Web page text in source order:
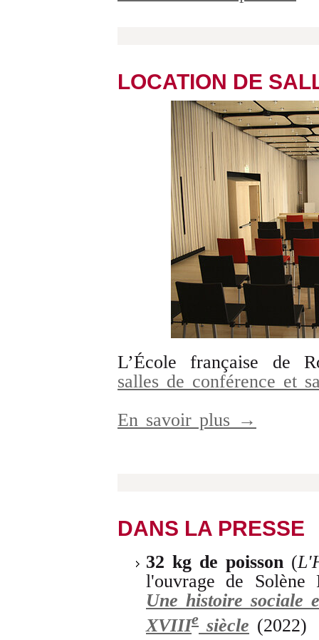
LOCATION DE
L’École française de
salles de conférence et
En savoir plus →
DANS LA PRESSE
32 kg de poisson (
l'ouvrage de
Une histoire sociale
XVIIIe siècle (2022)